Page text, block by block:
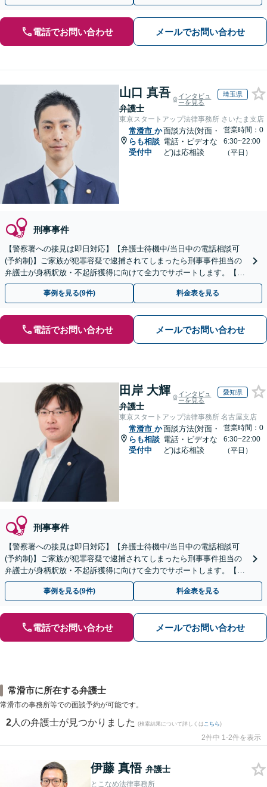
電話でお問い合わせ メールでお問い合わせ
山口 真吾
弁護士
インタビュ
ーを見る
埼玉県
東京スタートアップ法律事務所 さいたま支店
常滑市 か
らも相談
受付中
面談方法(対面・
電話・ビデオな
ど)は応相談
営業時間：0
6:30~22:00
（平日）
刑事事件
【警察署への接見は即日対応】【弁護士待機中/当日中の電話相談可
(予約制)】ご家族が犯罪容疑で逮捕されてしまったら刑事事件担当の
弁護士が身柄釈放・不起訴獲得に向けて全力でサポートします。【毎
月100名以上の相談実績】【全国対応】
事例を見る(9件) 料金表を見る
電話でお問い合わせ メールでお問い合わせ
田岸 大輝
弁護士
インタビュ
ーを見る
愛知県
東京スタートアップ法律事務所 名古屋支店
常滑市 か
らも相談
受付中
面談方法(対面・
電話・ビデオな
ど)は応相談
営業時間：0
6:30~22:00
（平日）
刑事事件
【警察署への接見は即日対応】【弁護士待機中/当日中の電話相談可
(予約制)】ご家族が犯罪容疑で逮捕されてしまったら刑事事件担当の
弁護士が身柄釈放・不起訴獲得に向けて全力でサポートします。【毎
月100名以上の相談実績】【東海エリア対応】
事例を見る(9件) 料金表を見る
電話でお問い合わせ メールでお問い合わせ
常滑市に所在する弁護士
常滑市の事務所等での面談予約が可能です。
2 人の弁護士が見つかりました (検索結果について詳しくは こちら)
2件中 1-2件を表示
伊藤 真悟 弁護士
とこなめ法律事務所